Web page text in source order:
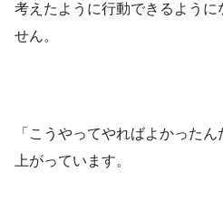
考えたように行動できるように
せん。
「こうやってやればよかった
上がっています。